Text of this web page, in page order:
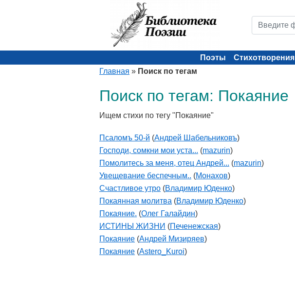
Поэты Стихотворения
Главная » Поиск по тегам
Поиск по тегам: Покаяние
Ищем стихи по тегу "Покаяние"
Псаломъ 50-й (Андрей Шабельниковъ)
Господи, сомкни мои уста... (mazurin)
Помолитесь за меня, отец Андрей... (mazurin)
Увещевание беспечным.. (Монахов)
Счастливое утро (Владимир Юденко)
Покаянная молитва (Владимир Юденко)
Покаяние. (Олег Галайдин)
ИСТИНЫ ЖИЗНИ (Печенежская)
Покаяние (Андрей Мизиряев)
Покаяние (Astero_Kuroi)